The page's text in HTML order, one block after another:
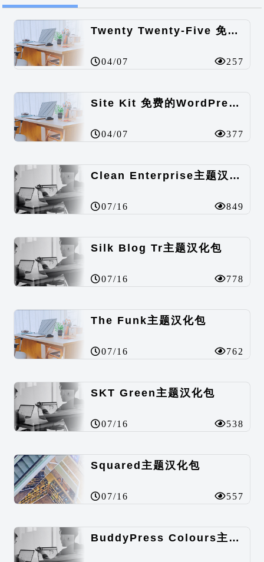
Twenty Twenty-Five 免费的WordPress内容主题
04/07 257
Site Kit 免费的WordPress数据统计插件
04/07 377
Clean Enterprise主题汉化包
07/16 849
Silk Blog Tr主题汉化包
07/16 778
The Funk主题汉化包
07/16 762
SKT Green主题汉化包
07/16 538
Squared主题汉化包
07/16 557
BuddyPress Colours主题汉化包